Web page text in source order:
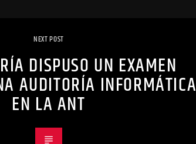
NEXT POST
DISPUSO UN EXAMEN
AUDITORÍA INFORMÁTICA
EN LA ANT